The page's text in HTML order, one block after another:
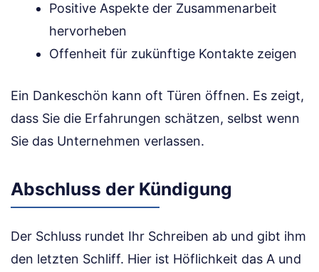
Positive Aspekte der Zusammenarbeit
hervorheben
Offenheit für zukünftige Kontakte zeigen
Ein Dankeschön kann oft Türen öffnen. Es zeigt,
dass Sie die Erfahrungen schätzen, selbst wenn
Sie das Unternehmen verlassen.
Abschluss der Kündigung
Der Schluss rundet Ihr Schreiben ab und gibt ihm
den letzten Schliff. Hier ist Höflichkeit das A und